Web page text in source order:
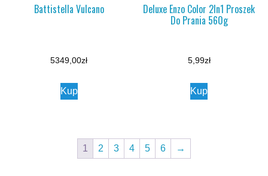
Battistella Vulcano
5349,00zł
Kup
Deluxe Enzo Color 2In1 Proszek
Do Prania 560g
5,99zł
Kup
1 2 3 4 5 6 →